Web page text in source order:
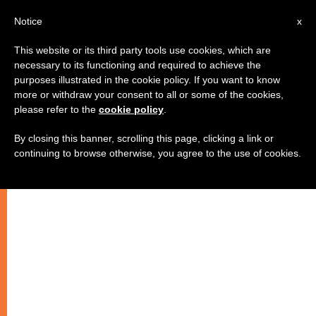
رئيس أساقفة عراقي يطلب من البابا
إنقاذ الكنيسة العراقية من الموت
x
Notice
This website or its third party tools use cookies, which are
necessary to its functioning and required to achieve the
purposes illustrated in the cookie policy. If you want to know
more or withdraw your consent to all or some of the cookies,
please refer to the cookie policy
By closing this banner, scrolling this page, clicking a link or
continuing to browse otherwise, you agree to the use of cookies.